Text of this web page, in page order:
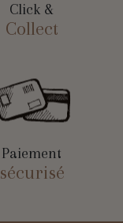
Click &
Collect
Paiement
sécurisé